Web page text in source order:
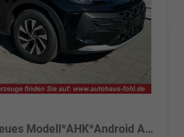
LIFE 1.5 eTSI DSG Neues Modell*AHK*Android Auto*SHZ*ACC*Kamera*5J Garantie*Klimaauto*